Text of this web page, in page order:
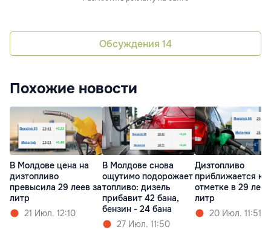
Обсуждения 14
Похожие новости
В Молдове цена на
дизтопливо
превысила 29 леев за
литр
21 Июл. 12:10
В Молдове снова
ощутимо подорожает
топливо: дизель
прибавит 42 бана,
бензин - 24 бана
27 Июл. 11:50
Дизтопливо
приближается к
отметке в 29
литр
20 Июл. 11:51